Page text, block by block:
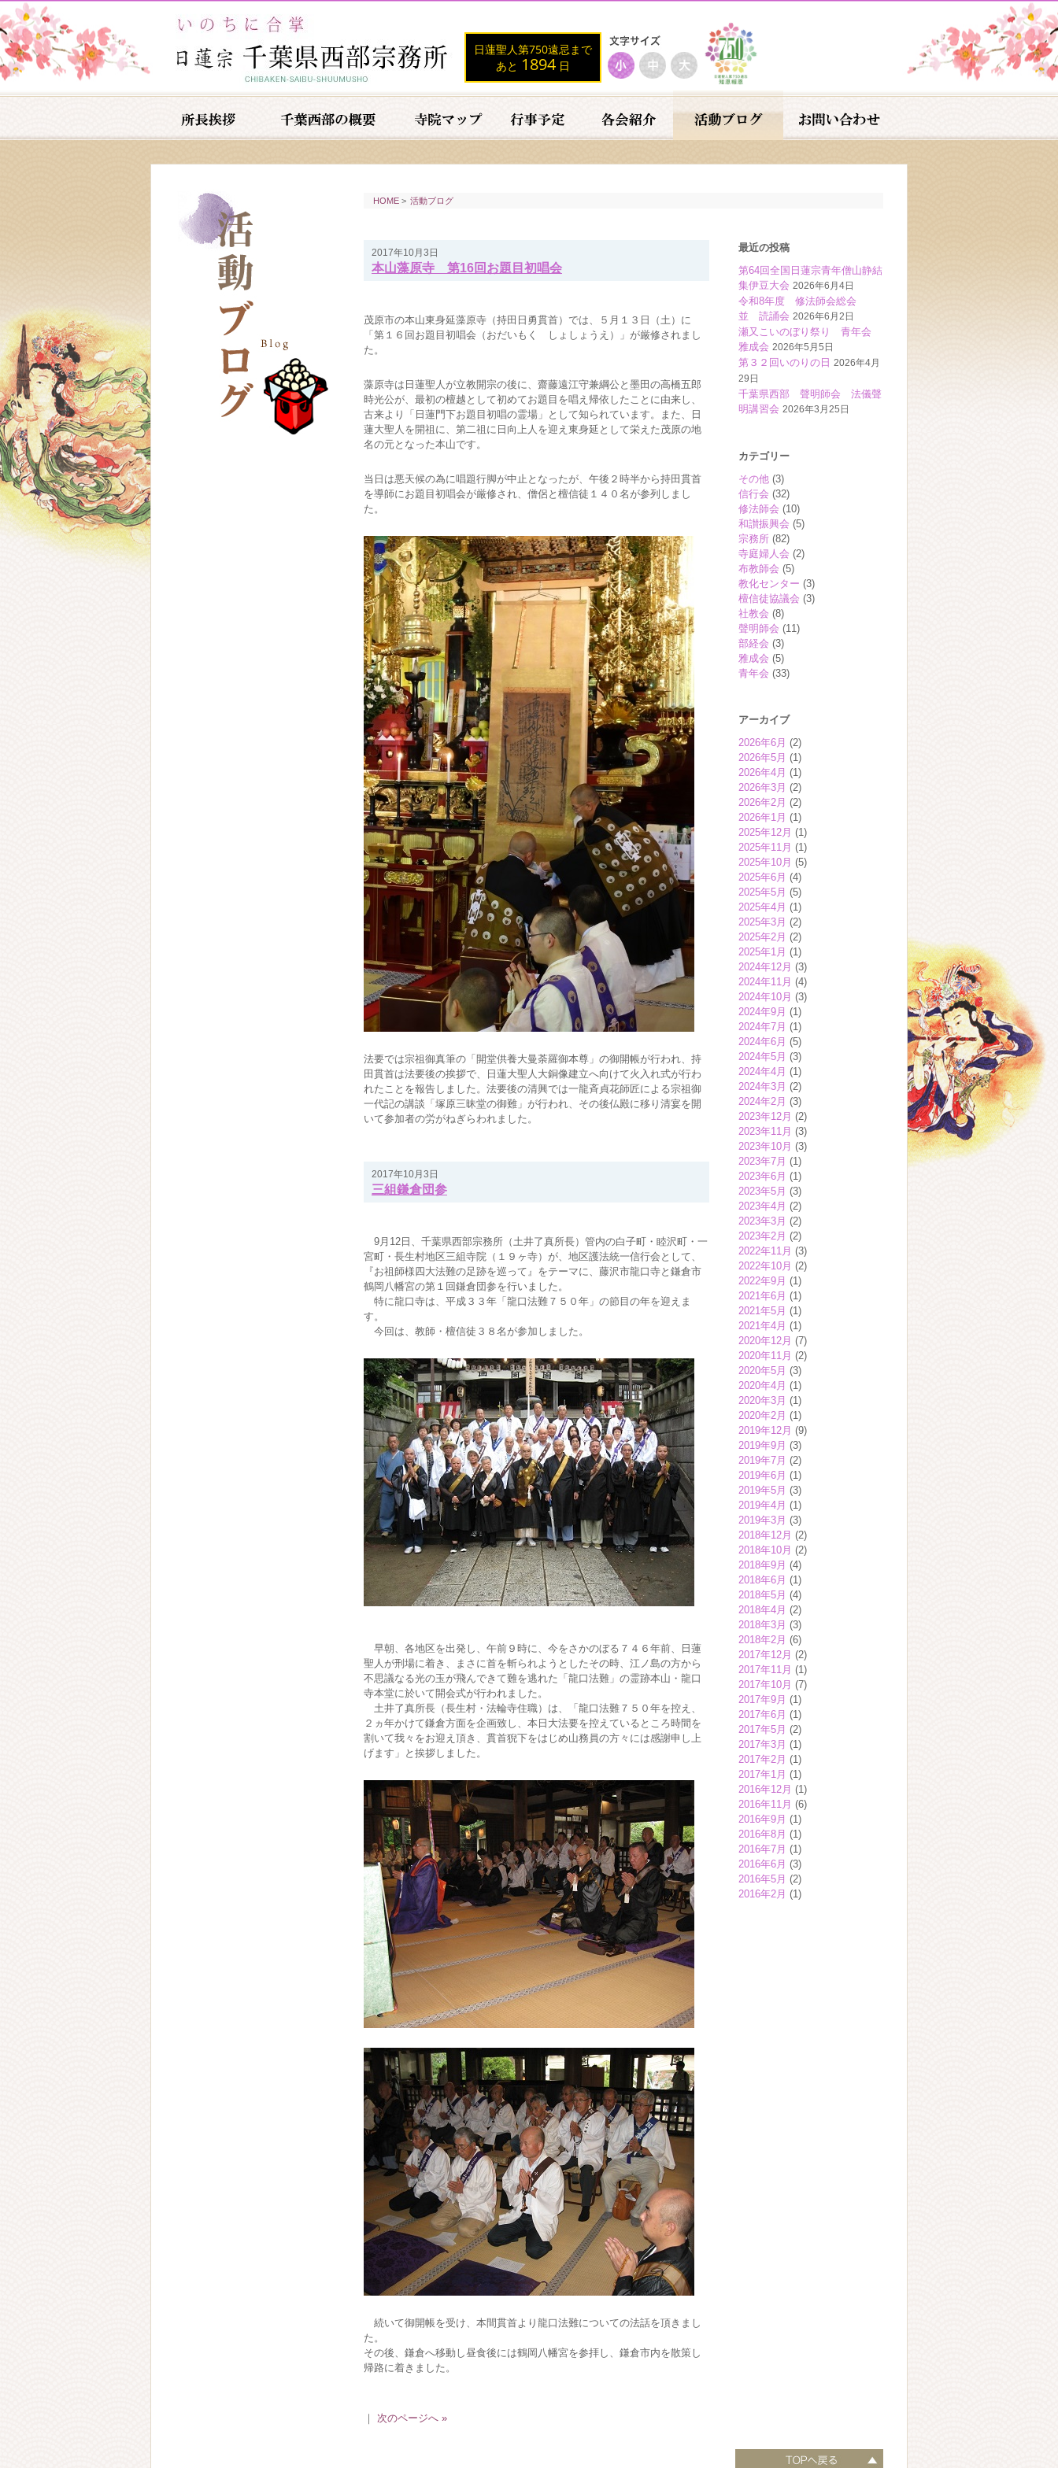
日蓮聖人第750遠忌まで
あと 1894 日
HOME > 活動ブログ
最近の投稿
第64回全国日蓮宗青年僧山静結
集伊豆大会 2026年6月4日
令和8年度 修法師会総会
並 読誦会 2026年6月2日
瀬又こいのぼり祭り 青年会
雅成会 2026年5月5日
第３２回いのりの日 2026年4月
29日
千葉県西部 聲明師会 法儀聲
明講習会 2026年3月25日
カテゴリー
その他 (3)
信行会 (32)
修法師会 (10)
和讃振興会 (5)
宗務所 (82)
寺庭婦人会 (2)
布教師会 (5)
教化センター (3)
檀信徒協議会 (3)
社教会 (8)
聲明師会 (11)
部経会 (3)
雅成会 (5)
青年会 (33)
アーカイブ
2026年6月 (2)
2026年5月 (1)
2026年4月 (1)
2026年3月 (2)
2026年2月 (2)
2026年1月 (1)
2025年12月 (1)
2025年11月 (1)
2025年10月 (5)
2025年6月 (4)
2025年5月 (5)
2025年4月 (1)
2025年3月 (2)
2025年2月 (2)
2025年1月 (1)
2024年12月 (3)
2024年11月 (4)
2024年10月 (3)
2024年9月 (1)
2024年7月 (1)
2024年6月 (5)
2024年5月 (3)
2024年4月 (1)
2024年3月 (2)
2024年2月 (3)
2023年12月 (2)
2023年11月 (3)
2023年10月 (3)
2023年7月 (1)
2023年6月 (1)
2023年5月 (3)
2023年4月 (2)
2023年3月 (2)
2023年2月 (2)
2022年11月 (3)
2022年10月 (2)
2022年9月 (1)
2021年6月 (1)
2021年5月 (1)
2021年4月 (1)
2020年12月 (7)
2020年11月 (2)
2020年5月 (3)
2020年4月 (1)
2020年3月 (1)
2020年2月 (1)
2019年12月 (9)
2019年9月 (3)
2019年7月 (2)
2019年6月 (1)
2019年5月 (3)
2019年4月 (1)
2019年3月 (3)
2018年12月 (2)
2018年10月 (2)
2018年9月 (4)
2018年6月 (1)
2018年5月 (4)
2018年4月 (2)
2018年3月 (3)
2018年2月 (6)
2017年12月 (2)
2017年11月 (1)
2017年10月 (7)
2017年9月 (1)
2017年6月 (1)
2017年5月 (2)
2017年3月 (1)
2017年2月 (1)
2017年1月 (1)
2016年12月 (1)
2016年11月 (6)
2016年9月 (1)
2016年8月 (1)
2016年7月 (1)
2016年6月 (3)
2016年5月 (2)
2016年2月 (1)
2017年10月3日
本山藻原寺 第16回お題目初唱会
茂原市の本山東身延藻原寺（持田日勇貫首）では、５月１３日（土）に
「第１６回お題目初唱会（おだいもく しょしょうえ）」が厳修されまし
た。
藻原寺は日蓮聖人が立教開宗の後に、齋藤遠江守兼綱公と墨田の高橋五郎
時光公が、最初の檀越として初めてお題目を唱え帰依したことに由来し、
古来より「日蓮門下お題目初唱の霊場」として知られています。また、日
蓮大聖人を開祖に、第二祖に日向上人を迎え東身延として栄えた茂原の地
名の元となった本山です。
当日は悪天候の為に唱題行脚が中止となったが、午後２時半から持田貫首
を導師にお題目初唱会が厳修され、僧侶と檀信徒１４０名が参列しまし
た。
法要では宗祖御真筆の「開堂供養大曼荼羅御本尊」の御開帳が行われ、持
田貫首は法要後の挨拶で、日蓮大聖人大銅像建立へ向けて火入れ式が行わ
れたことを報告しました。法要後の清興では一龍斉貞花師匠による宗祖御
一代記の講談「塚原三昧堂の御難」が行われ、その後仏殿に移り清宴を開
いて参加者の労がねぎらわれました。
2017年10月3日
三組鎌倉団参
9月12日、千葉県西部宗務所（土井了真所長）管内の白子町・睦沢町・一
宮町・長生村地区三組寺院（１９ヶ寺）が、地区護法統一信行会として、
『お祖師様四大法難の足跡を巡って』をテーマに、藤沢市龍口寺と鎌倉市
鶴岡八幡宮の第１回鎌倉団参を行いました。
特に龍口寺は、平成３３年「龍口法難７５０年」の節目の年を迎えま
す。
今回は、教師・檀信徒３８名が参加しました。
早朝、各地区を出発し、午前９時に、今をさかのぼる７４６年前、日蓮
聖人が刑場に着き、まさに首を斬られようとしたその時、江ノ島の方から
不思議なる光の玉が飛んできて難を逃れた「龍口法難」の霊跡本山・龍口
寺本堂に於いて開会式が行われました。
土井了真所長（長生村・法輪寺住職）は、「龍口法難７５０年を控え、
２ヵ年かけて鎌倉方面を企画致し、本日大法要を控えているところ時間を
割いて我々をお迎え頂き、貫首猊下をはじめ山務員の方々には感謝申し上
げます」と挨拶しました。
続いて御開帳を受け、本間貫首より龍口法難についての法話を頂きまし
た。
その後、鎌倉へ移動し昼食後には鶴岡八幡宮を参拝し、鎌倉市内を散策し
帰路に着きました。
｜ 次のページへ »